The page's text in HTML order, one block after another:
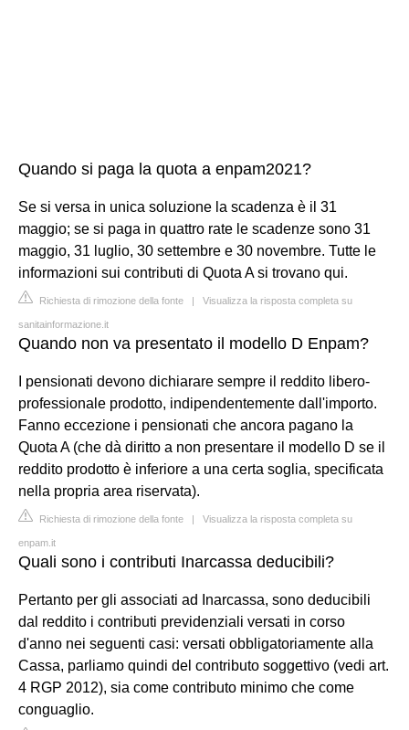
Quando si paga la quota a enpam2021?
Se si versa in unica soluzione la scadenza è il 31
maggio; se si paga in quattro rate le scadenze sono 31
maggio, 31 luglio, 30 settembre e 30 novembre. Tutte le
informazioni sui contributi di Quota A si trovano qui.
Richiesta di rimozione della fonte | Visualizza la risposta completa su
sanitainformazione.it
Quando non va presentato il modello D Enpam?
I pensionati devono dichiarare sempre il reddito libero-
professionale prodotto, indipendentemente dall'importo.
Fanno eccezione i pensionati che ancora pagano la
Quota A (che dà diritto a non presentare il modello D se il
reddito prodotto è inferiore a una certa soglia, specificata
nella propria area riservata).
Richiesta di rimozione della fonte | Visualizza la risposta completa su
enpam.it
Quali sono i contributi Inarcassa deducibili?
Pertanto per gli associati ad Inarcassa, sono deducibili
dal reddito i contributi previdenziali versati in corso
d'anno nei seguenti casi: versati obbligatoriamente alla
Cassa, parliamo quindi del contributo soggettivo (vedi art.
4 RGP 2012), sia come contributo minimo che come
conguaglio.